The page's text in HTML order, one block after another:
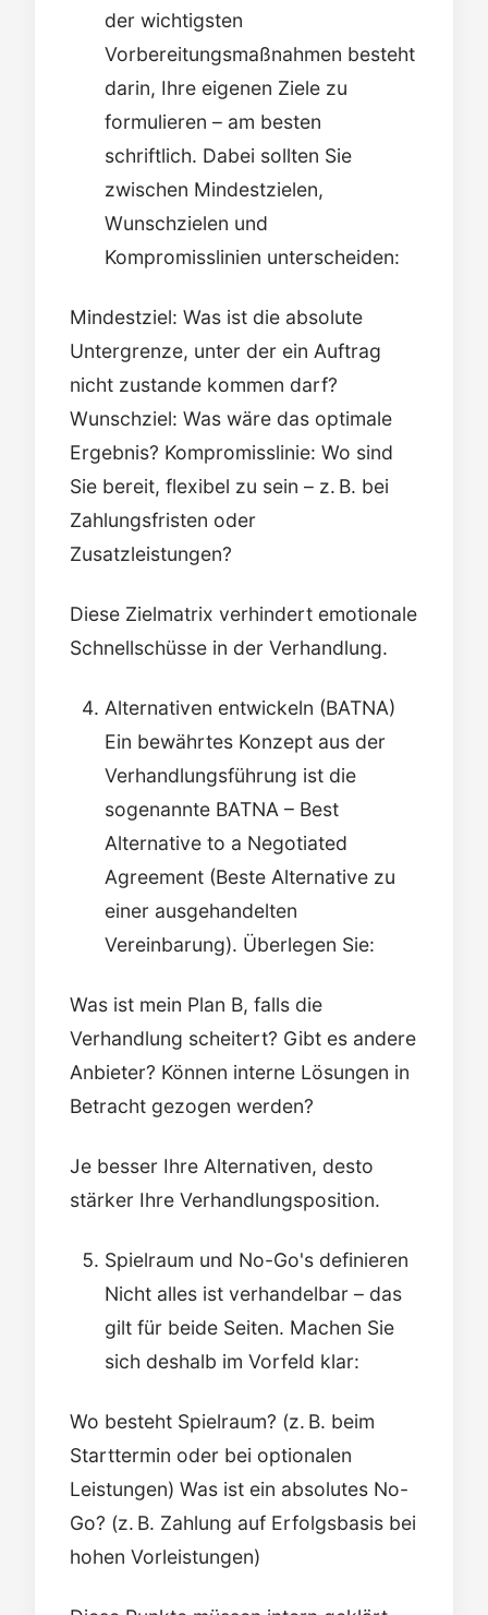
der wichtigsten
Vorbereitungsmaßnahmen besteht
darin, Ihre eigenen Ziele zu
formulieren – am besten
schriftlich. Dabei sollten Sie
zwischen Mindestzielen,
Wunschzielen und
Kompromisslinien unterscheiden:
Mindestziel: Was ist die absolute
Untergrenze, unter der ein Auftrag
nicht zustande kommen darf?
Wunschziel: Was wäre das optimale
Ergebnis? Kompromisslinie: Wo sind
Sie bereit, flexibel zu sein – z. B. bei
Zahlungsfristen oder
Zusatzleistungen?
Diese Zielmatrix verhindert emotionale
Schnellschüsse in der Verhandlung.
Alternativen entwickeln (BATNA)
Ein bewährtes Konzept aus der
Verhandlungsführung ist die
sogenannte BATNA – Best
Alternative to a Negotiated
Agreement (Beste Alternative zu
einer ausgehandelten
Vereinbarung). Überlegen Sie:
Was ist mein Plan B, falls die
Verhandlung scheitert? Gibt es andere
Anbieter? Können interne Lösungen in
Betracht gezogen werden?
Je besser Ihre Alternativen, desto
stärker Ihre Verhandlungsposition.
Spielraum und No-Go's definieren
Nicht alles ist verhandelbar – das
gilt für beide Seiten. Machen Sie
sich deshalb im Vorfeld klar:
Wo besteht Spielraum? (z. B. beim
Starttermin oder bei optionalen
Leistungen) Was ist ein absolutes No-
Go? (z. B. Zahlung auf Erfolgsbasis bei
hohen Vorleistungen)